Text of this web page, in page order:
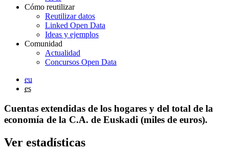
Cómo reutilizar
Reutilizar datos
Linked Open Data
Ideas y ejemplos
Comunidad
Actualidad
Concursos Open Data
eu
es
Cuentas extendidas de los hogares y del total de la
economía de la C.A. de Euskadi (miles de euros).
Ver estadísticas